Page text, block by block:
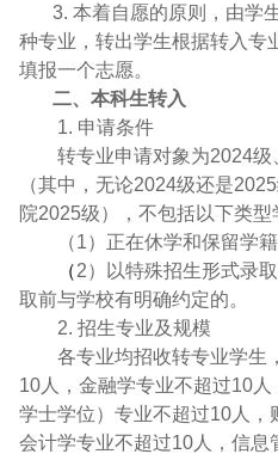
3. 本着自愿的原则，由学
种专业，转出学生根据转入专
填报一个志愿。
二、本科生转入
1. 申请条件
转专业申请对象为2024级
（其中，无论2024级还是2025
院2025级），不包括以下类型
（1）正在休学和保留学籍
（2）以特殊招生形式录
取前与学校有明确约定的。
2. 招生专业及规模
各专业均招收转专业学生
10 人，金融学专业不超过10
学士学位）专业不超过10 人，
会计学专业不超过10 人，信息